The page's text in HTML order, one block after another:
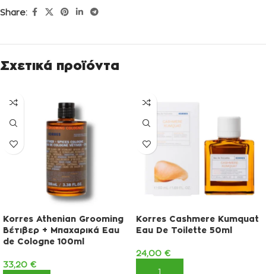
Share:
Σχετικά προϊόντα
Korres Athenian Grooming
Βέτιβερ + Μπαχαρικά Eau
de Cologne 100ml
33,20 €
Korres Cashmere Kumquat
Eau De Toilette 50ml
24,00 €
ΠΡΟΣΘΉΚΗ ΣΤΟ ΚΑΛΆΘΙ